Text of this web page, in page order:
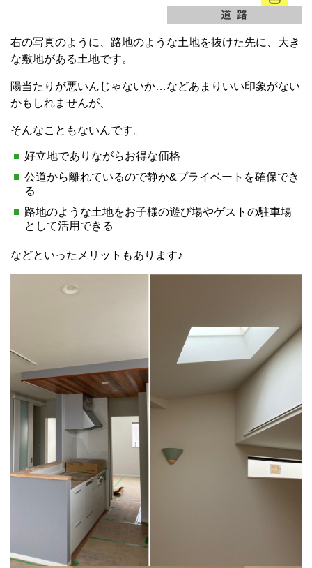
右の写真のように、路地のような土地を抜けた先に、大き
な敷地がある土地です。
陽当たりが悪いんじゃないか…などあまりいい印象がない
かもしれませんが、
そんなこともないんです。
好立地でありながらお得な価格
公道から離れているので静か&プライベートを確保でき
る
路地のような土地をお子様の遊び場やゲストの駐車場
として活用できる
などといったメリットもあります♪